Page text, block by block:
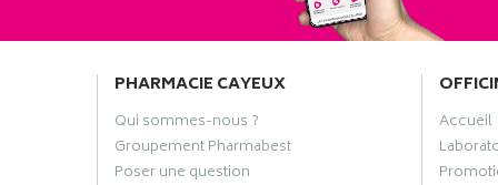
PHARMACIE CAYEUX
Qui sommes-nous ?
Groupement Pharmabest
Poser une question
Accueil